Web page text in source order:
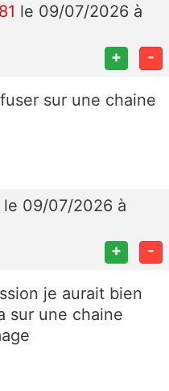
le 09/07/2026 à
+ -
sur une chaine
le 09/07/2026 à
+ -
je aurait bien
sur une chaine